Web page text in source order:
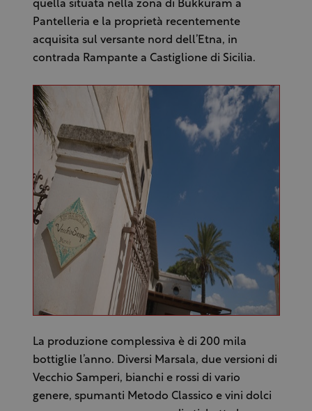
quella situata nella zona di Bukkuram a
Pantelleria e la proprietà recentemente
acquisita sul versante nord dell’Etna, in
contrada Rampante a Castiglione di Sicilia.
La produzione complessiva è di 200 mila
bottiglie l’anno. Diversi Marsala, due versioni di
Vecchio Samperi, bianchi e rossi di vario
genere, spumanti Metodo Classico e vini dolci